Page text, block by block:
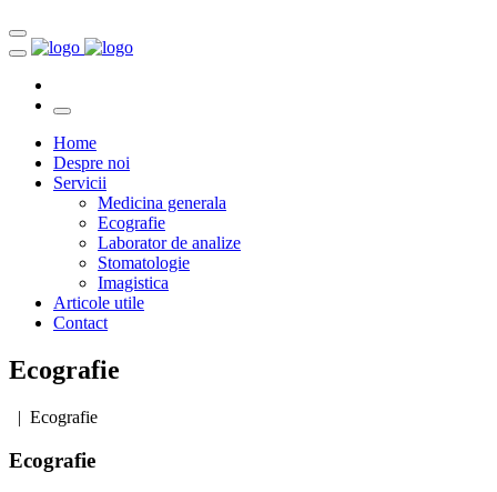
Home
Despre noi
Servicii
Medicina generala
Ecografie
Laborator de analize
Stomatologie
Imagistica
Articole utile
Contact
Ecografie
| Ecografie
Ecografie